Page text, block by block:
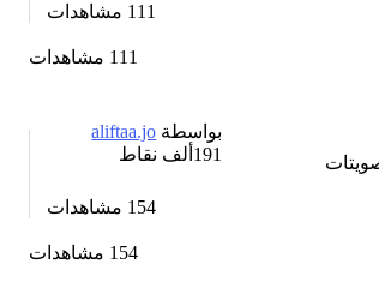
111 مشاهدات
111 مشاهدات
بواسطة aliftaa.jo
191ألف
نقاط
154 مشاهدات
154 مشاهدات